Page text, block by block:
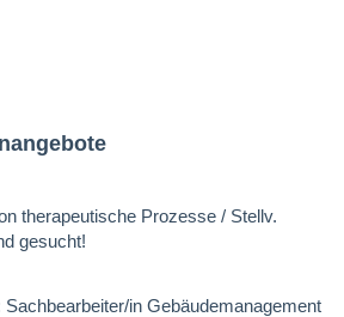
therapeutische Prozesse / Stellv.
gesucht!
in Gebäudemanagement